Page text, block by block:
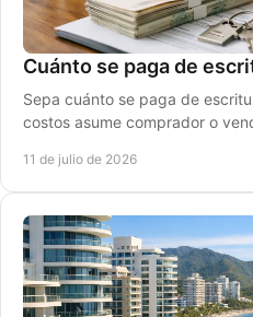
Cuánto se paga de
Sepa cuánto se paga de
costos asume comprador o
11 de julio de 2026